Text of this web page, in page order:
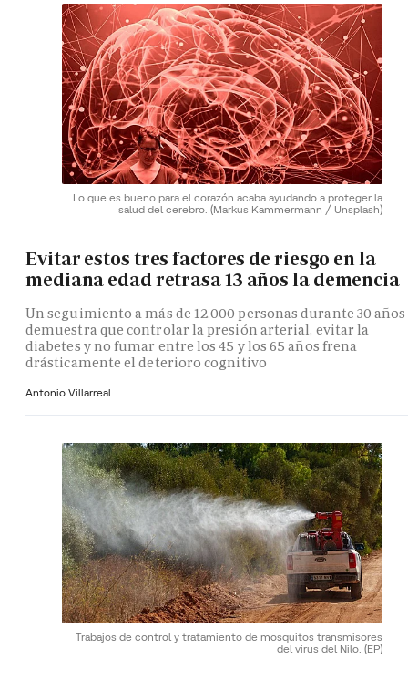
Lo que es bueno para el corazón acaba ayudando a proteger la
salud del cerebro. (Markus Kammermann / Unsplash)
Evitar estos tres factores de riesgo en la
mediana edad retrasa 13 años la demencia
Un seguimiento a más de 12.000 personas durante 30 años
demuestra que controlar la presión arterial, evitar la
diabetes y no fumar entre los 45 y los 65 años frena
drásticamente el deterioro cognitivo
Antonio Villarreal
Trabajos de control y tratamiento de mosquitos transmisores
del virus del Nilo. (EP)